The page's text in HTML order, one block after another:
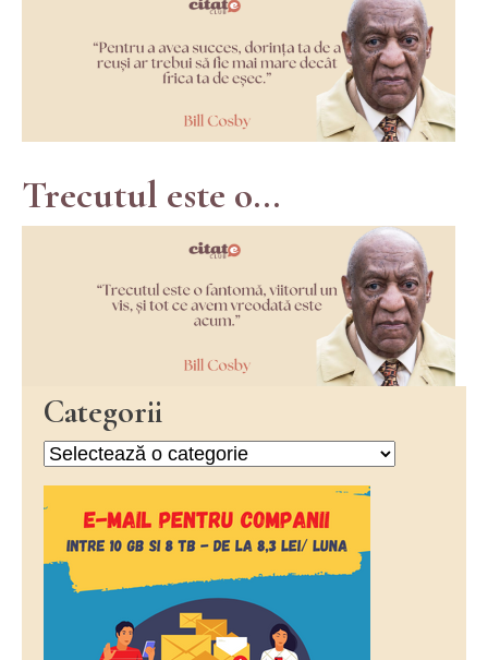
Trecutul este o...
Categorii
Categorii